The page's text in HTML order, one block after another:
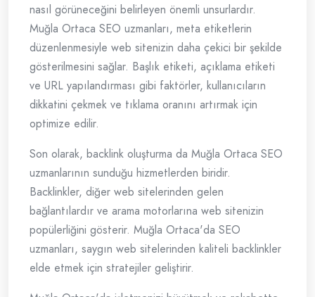
nasıl görüneceğini belirleyen önemli unsurlardır.
Muğla Ortaca SEO uzmanları, meta etiketlerin
düzenlenmesiyle web sitenizin daha çekici bir şekilde
gösterilmesini sağlar. Başlık etiketi, açıklama etiketi
ve URL yapılandırması gibi faktörler, kullanıcıların
dikkatini çekmek ve tıklama oranını artırmak için
optimize edilir.
Son olarak, backlink oluşturma da Muğla Ortaca SEO
uzmanlarının sunduğu hizmetlerden biridir.
Backlinkler, diğer web sitelerinden gelen
bağlantılardır ve arama motorlarına web sitenizin
popülerliğini gösterir. Muğla Ortaca'da SEO
uzmanları, saygın web sitelerinden kaliteli backlinkler
elde etmek için stratejiler geliştirir.